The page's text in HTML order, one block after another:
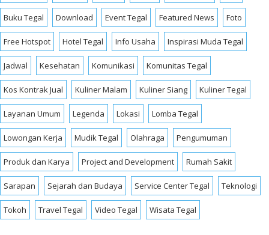
Buku Tegal Download Event Tegal Featured News Foto
Free Hotspot Hotel Tegal Info Usaha Inspirasi Muda Tegal
Jadwal Kesehatan Komunikasi Komunitas Tegal
Kos Kontrak Jual Kuliner Malam Kuliner Siang Kuliner Tegal
Layanan Umum Legenda Lokasi Lomba Tegal
Lowongan Kerja Mudik Tegal Olahraga Pengumuman
Produk dan Karya Project and Development Rumah Sakit
Sarapan Sejarah dan Budaya Service Center Tegal Teknologi
Tokoh Travel Tegal Video Tegal Wisata Tegal